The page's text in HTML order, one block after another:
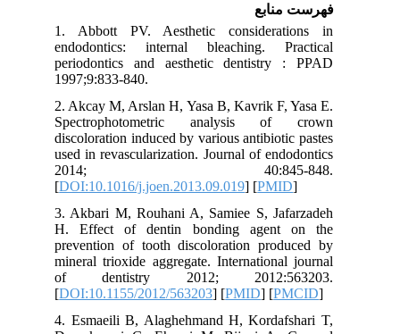
فهرست منابع
1. Abbott PV. Aesthetic considerations in
endodontics: internal bleaching. Practical
periodontics and aesthetic dentistry : PPAD
1997;9:833-840.
2. Akcay M, Arslan H, Yasa B, Kavrik F, Yasa E.
Spectrophotometric analysis of crown
discoloration induced by various antibiotic pastes
used in revascularization. Journal of endodontics
2014; 40:845-848.
[DOI:10.1016/j.joen.2013.09.019] [PMID
3. Akbari M, Rouhani A, Samiee S, Jafarzadeh
H. Effect of dentin bonding agent on the
prevention of tooth discoloration produced by
mineral trioxide aggregate. International journal
of dentistry 2012; 2012:563203.
[DOI:10.1155/2012/563203] [PMID] [PMCID
4. Esmaeili B, Alaghehmand H, Kordafshari T,